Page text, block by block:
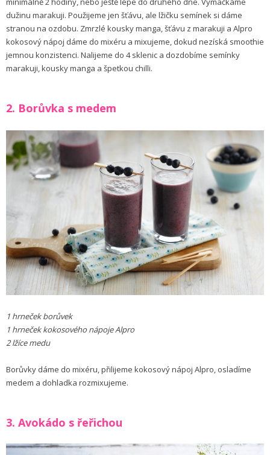
dužinu marakuji. Použijeme jen šťávu, ale lžičku semínek si dáme
stranou na ozdobu. Zmrzlé kousky manga, šťávu z marakuji a Alpro
kokosový nápoj dáme do mixéru a mixujeme, dokud nezíská smoothie
jemnou konzistenci. Nalijeme do 4 sklenic a dozdobíme semínky
marakuji, kousky manga a špetkou chilli.
2. Borůvka s medem
1 hrneček borůvek
1 hrneček kokosového nápoje Alpro
2 lžíce medu
Borůvky dáme do mixéru, přilijeme kokosový nápoj Alpro, osladíme
medem a dohladka rozmixujeme.
3. Avokádo s řeřichou